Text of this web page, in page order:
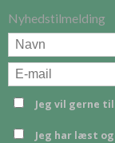
Nyhedstilmelding
Jeg vil gerne
Jeg har læst